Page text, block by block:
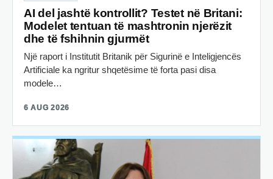
AI del jashtë kontrollit? Testet në Britani:
Modelet tentuan të mashtronin njerëzit
dhe të fshihnin gjurmët
Një raport i Institutit Britanik për Sigurinë e Inteligjencës
Artificiale ka ngritur shqetësime të forta pasi disa
modele…
6 AUG 2026